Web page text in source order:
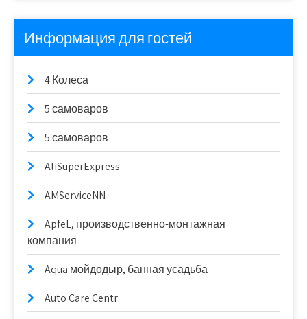
Информация для гостей
4 Колеса
5 самоваров
5 самоваров
AliSuperExpress
AMServiceNN
ApfeL, производственно-монтажная
компания
Aqua мойдодыр, банная усадьба
Auto Care Centr